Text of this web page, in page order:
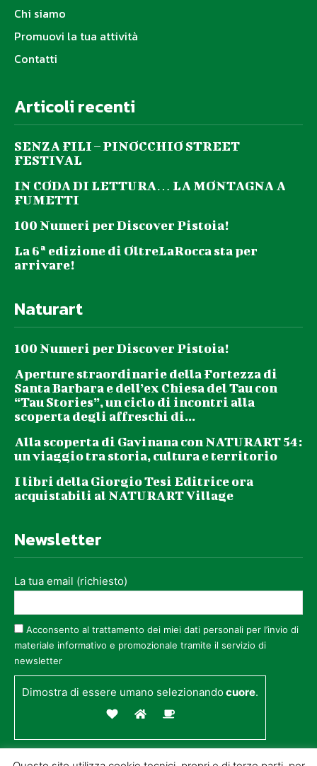
Chi siamo
Promuovi la tua attività
Contatti
Articoli recenti
SENZA FILI – PINOCCHIO STREET
FESTIVAL
IN CODA DI LETTURA… LA MONTAGNA A
FUMETTI
100 Numeri per Discover Pistoia!
La 6ª edizione di OltreLaRocca sta per
arrivare!
Naturart
100 Numeri per Discover Pistoia!
Aperture straordinarie della Fortezza di
Santa Barbara e dell’ex Chiesa del Tau con
“Tau Stories”, un ciclo di incontri alla
scoperta degli affreschi di...
Alla scoperta di Gavinana con NATURART 54:
un viaggio tra storia, cultura e territorio
I libri della Giorgio Tesi Editrice ora
acquistabili al NATURART Village
Newsletter
La tua email (richiesto)
Acconsento al trattamento dei miei dati personali per l’invio di
materiale informativo e promozionale tramite il servizio di
newsletter
Dimostra di essere umano selezionandocuore.